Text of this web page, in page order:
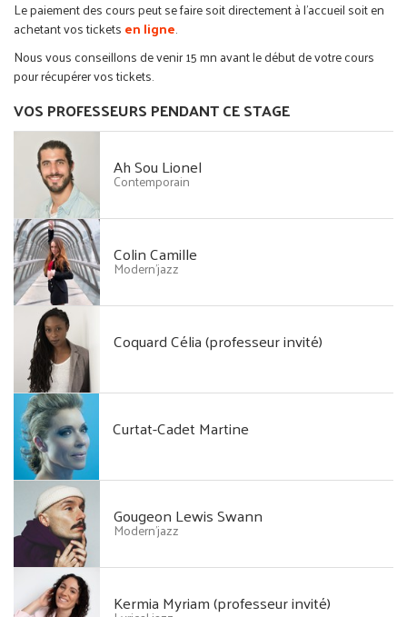
Le paiement des cours peut se faire soit directement à l’accueil soit en
achetant vos tickets en ligne.
Nous vous conseillons de venir 15 mn avant le début de votre cours
pour récupérer vos tickets.
VOS PROFESSEURS PENDANT CE STAGE
Ah Sou Lionel
Contemporain
Colin Camille
Modern'jazz
Coquard Célia (professeur invité)
Curtat-Cadet Martine
Gougeon Lewis Swann
Modern'jazz
Kermia Myriam (professeur invité)